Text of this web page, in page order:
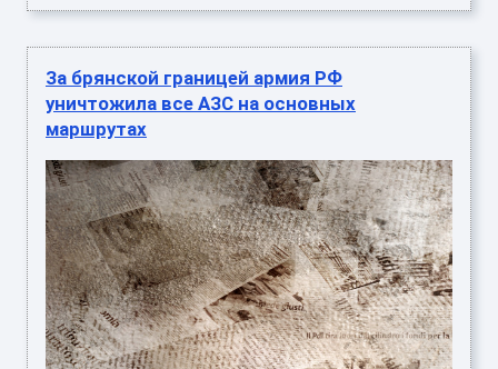
За брянской границей армия РФ
уничтожила все АЗС на основных
маршрутах